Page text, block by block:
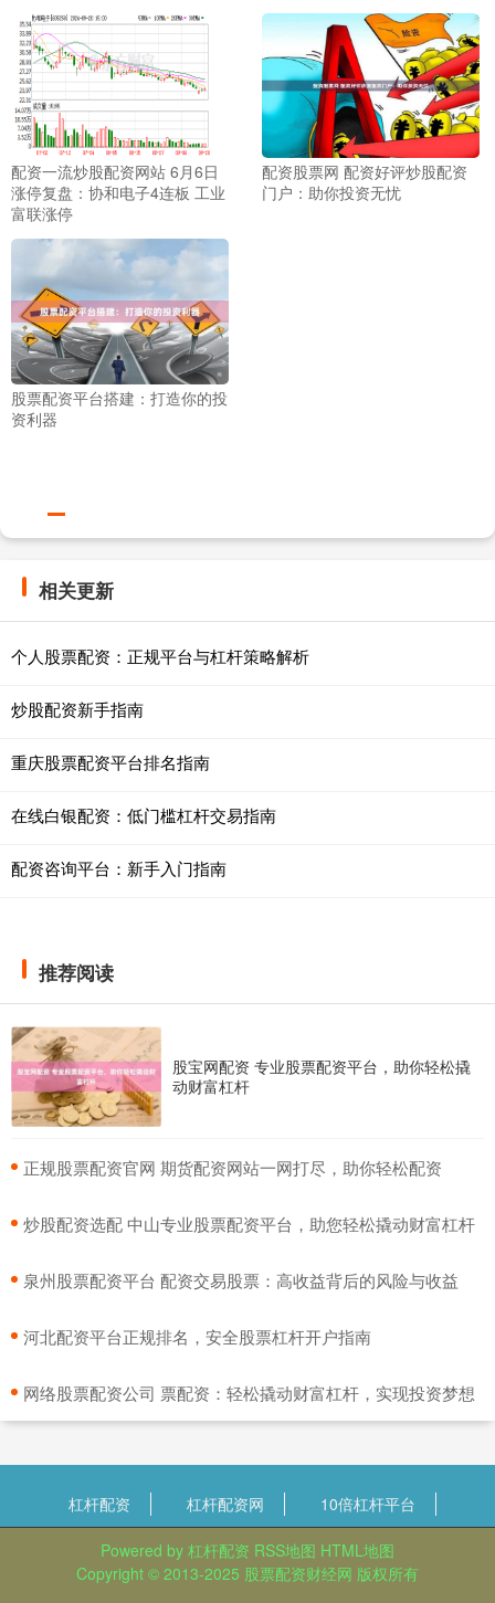
配资一流炒股配资网站 6月6日
涨停复盘：协和电子4连板 工业
富联涨停
配资股票网 配资好评炒股配资
门户：助你投资无忧
股票配资平台搭建：打造你的投
资利器
相关更新
个人股票配资：正规平台与杠杆策略解析
炒股配资新手指南
重庆股票配资平台排名指南
在线白银配资：低门槛杠杆交易指南
配资咨询平台：新手入门指南
推荐阅读
股宝网配资 专业股票配资平台，助你轻松撬
动财富杠杆
​正规股票配资官网 期货配资网站一网打尽，助你轻松配资
​炒股配资选配 中山专业股票配资平台，助您轻松撬动财富杠杆
​泉州股票配资平台 配资交易股票：高收益背后的风险与收益
​河北配资平台正规排名，安全股票杠杆开户指南
​网络股票配资公司 票配资：轻松撬动财富杠杆，实现投资梦想
杠杆配资 杠杆配资网 10倍杠杆平台
Powered by 杠杆配资 RSS地图 HTML地图
Copyright © 2013-2025 股票配资财经网 版权所有